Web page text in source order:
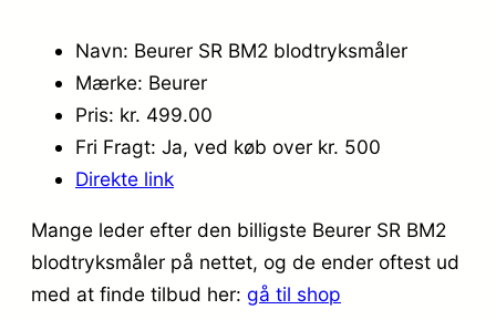
Navn: Beurer SR BM2 blodtryksmåler
Mærke: Beurer
Pris: kr. 499.00
Fri Fragt: Ja, ved køb over kr. 500
Direkte link
Mange leder efter den billigste Beurer SR BM2
blodtryksmåler på nettet, og de ender oftest ud
med at finde tilbud her: gå til shop